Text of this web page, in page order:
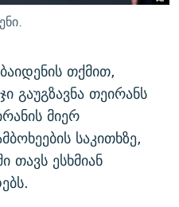
ᲐᲛᲑᲐᲕᲘ
თქმით,
გაუგზავნა თეირანს
მიერ
საკითხზე,
ესხმიან